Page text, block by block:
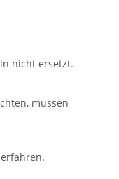
nicht ersetzt.
müssen